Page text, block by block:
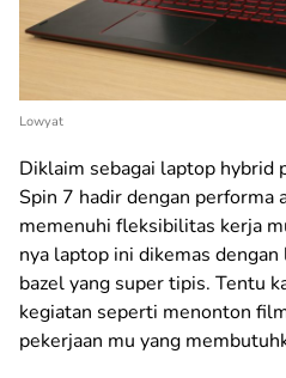
Lowyat
Diklaim sebagai laptop hybrid
Spin 7 hadir dengan performa
memenuhi fleksibilitas kerja
nya laptop ini dikemas
bazel yang super tipis. Tentu
kegiatan seperti menonton
pekerjaan mu yang